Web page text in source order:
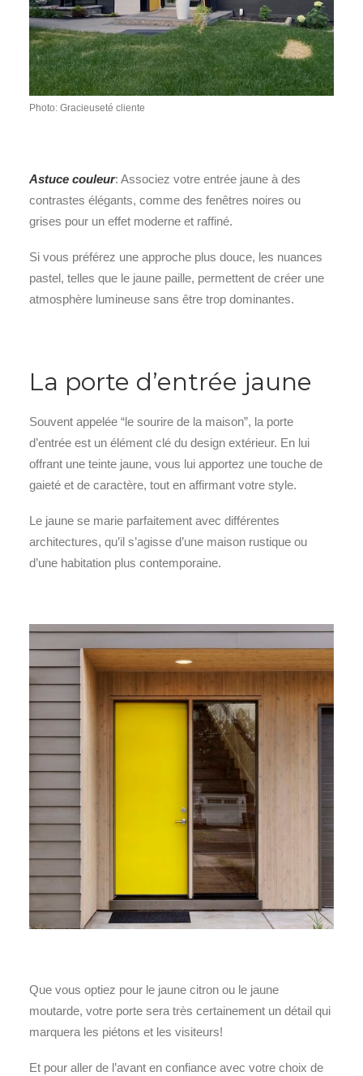
Photo: Gracieuseté cliente
Astuce couleur: Associez votre entrée jaune à des
contrastes élégants, comme des fenêtres noires ou
grises pour un effet moderne et raffiné.
Si vous préférez une approche plus douce, les nuances
pastel, telles que le jaune paille, permettent de créer une
atmosphère lumineuse sans être trop dominantes.
La porte d’entrée jaune
Souvent appelée “le sourire de la maison”, la porte
d’entrée est un élément clé du design extérieur. En lui
offrant une teinte jaune, vous lui apportez une touche de
gaieté et de caractère, tout en affirmant votre style.
Le jaune se marie parfaitement avec différentes
architectures, qu’il s’agisse d’une maison rustique ou
d’une habitation plus contemporaine.
Que vous optiez pour le jaune citron ou le jaune
moutarde, votre porte sera très certainement un détail qui
marquera les piétons et les visiteurs!
Et pour aller de l’avant en confiance avec votre choix de